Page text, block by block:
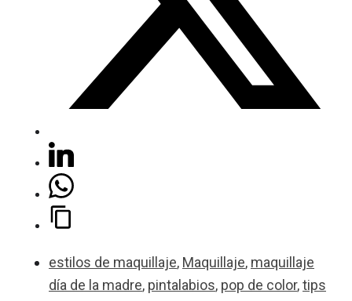
estilos de maquillaje, Maquillaje, maquillaje
día de la madre, pintalabios, pop de color,tips